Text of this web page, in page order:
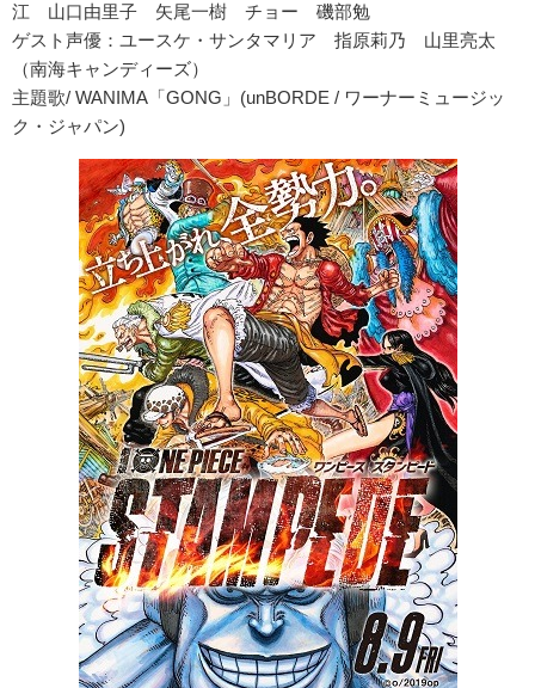
江 山口由里子 矢尾一樹 チョー 磯部勉
ゲスト声優：ユースケ・サンタマリア 指原莉乃 山里亮太
（南海キャンディーズ）
主題歌/ WANIMA「GONG」(unBORDE / ワーナーミュージッ
ク・ジャパン)